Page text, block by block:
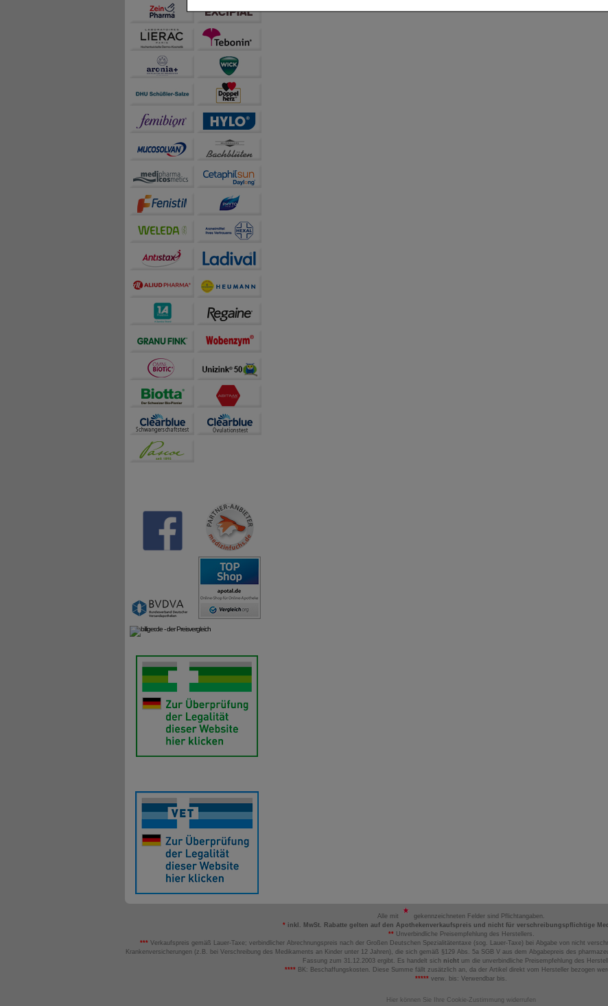
Inhalte anzuzeigen und unser Partnerprogramm zu betreiben.
Statistik & Tracking:
sammeln, mit deren Hilfe wir unsere Website weiter für Sie optimieren können, den Inhalt
auch die Werbung auf Drittseiten möglichst relevant für Sie zu gestalten. Bitte beachten
teilweise an Dritte wie z.B. Google oder soziale Medien übertragen werden.
Alle mit
gekennzeichneten Felder sind Pflichtangaben.
* inkl. MwSt. Rabatte gelten auf den Apothekenverkaufspreis und nicht für verschreibungspflichtige
**Unverbindliche Preisempfehlung des Herstellers.
*** Verkaufspreis gemäß Lauer-Taxe; verbindlicher Abrechnungspreis nach der Großen Deutschen Spezialitätentaxe (sog. Lauer-Taxe) bei Abgabe von nicht
Krankenversicherungen (z.B. bei Verschreibung des Medikaments an Kinder unter 12 Jahren), die sich gemäß §129 Abs. 5a SGB V aus dem Abgabepreis des
Fassung zum 31.12.2003 ergibt. Es handelt sich nicht um die unverbindliche Preisempfehlung des
**** BK: Beschaffungskosten. Diese Summe fällt zusätzlich an, da der Artikel direkt vom Hersteller bezogen
***** verw. bis: Verwendbar bis.
Hier können Sie Ihre Cookie-Zustimmung widerrufen